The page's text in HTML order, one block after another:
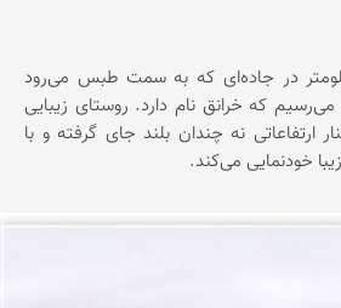
میبد حدود ۶۰ کیلومتر در جاده‌ای که به سمت طبس می‌رود
می‌رسیم که خرانق نام دارد. روستای زیبایی
نه چندان بلند جای گرفته و با
خودنمایی می‌کند.